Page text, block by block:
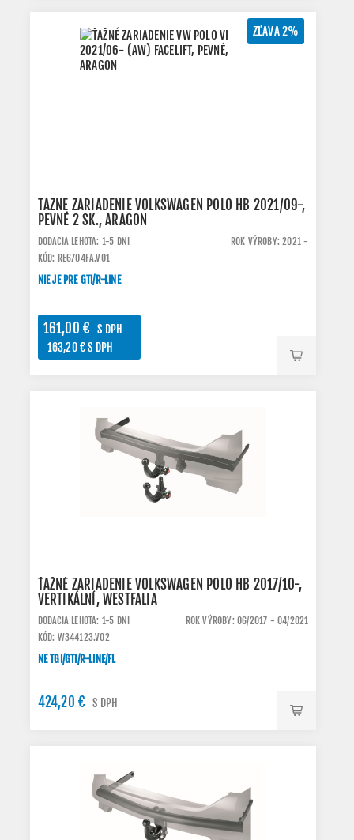
ZĽAVA 2%
ŤAŽNÉ ZARIADENIE VOLKSWAGEN POLO HB 2021/09-,
PEVNÉ 2 SK., ARAGON
DODACIA LEHOTA: 1-5 DNI
ROK VÝROBY: 2021 -
KÓD: RE6704FA.VO1
NIE JE PRE GTI/R-LINE
161,00 €
S DPH
163,20 € S DPH
ŤAŽNÉ ZARIADENIE VOLKSWAGEN POLO HB 2017/10-,
VERTIKÁLNÍ, WESTFALIA
DODACIA LEHOTA: 1-5 DNI
ROK VÝROBY: 06/2017 - 04/2021
KÓD: W344123.VO2
NE TGI/GTI/R-LINE/FL
424,20 € S DPH